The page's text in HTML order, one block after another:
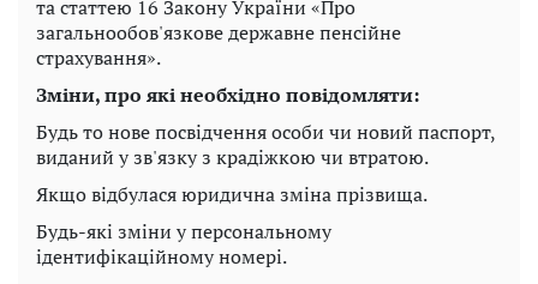
та статтею 16 Закону України «Про
загальнообов'язкове державне пенсійне
страхування».
Зміни, про які необхідно повідомляти:
Будь то нове посвідчення особи чи новий паспорт,
виданий у зв'язку з крадіжкою чи втратою.
Якщо відбулася юридична зміна прізвища.
Будь-які зміни у персональному
ідентифікаційному номері.